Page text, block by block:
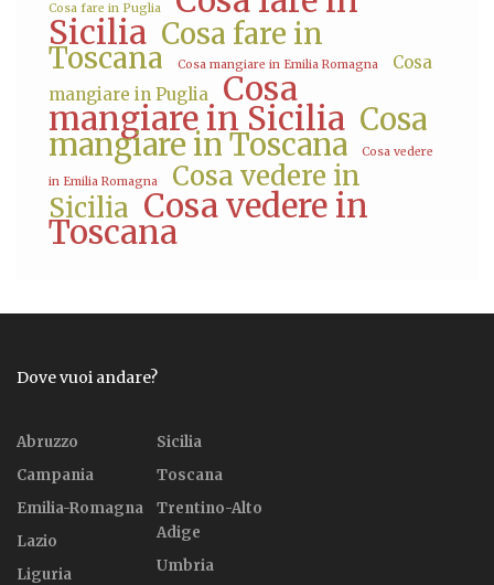
Cosa fare in Puglia
Sicilia Cosa fare in
Toscana Cosa mangiare in Emilia Romagna
Cosa
mangiare in Puglia
Cosa
mangiare in Sicilia Cosa
mangiare in Toscana Cosa vedere
in Emilia Romagna
Cosa vedere in
Sicilia Cosa vedere in
Toscana
Dove vuoi andare?
Abruzzo
Campania
Emilia-Romagna
Lazio
Liguria
Sicilia
Toscana
Trentino-Alto
Adige
Umbria